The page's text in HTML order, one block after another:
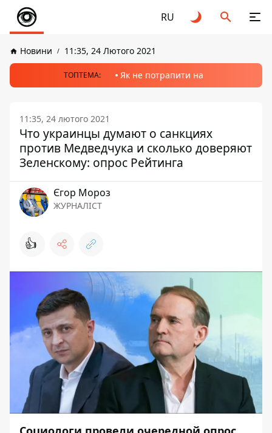
RU
Новини 11:35, 24 Лютого 2021
ТОПТЕМА: Як не потрапити на
11:35, 24 лютого 2021
Что украинцы думают о санкциях
против Медведчука и сколько доверяют
Зеленскому: опрос Рейтинга
Єгор Мороз
ЖУРНАЛІСТ
👍